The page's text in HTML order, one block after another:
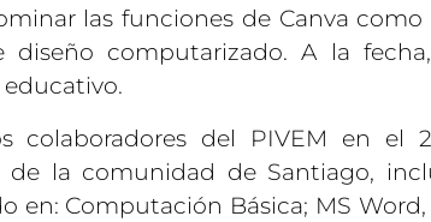
las funciones de Canva
diseño computarizado. A la
colaboradores del PIVEM en el
de la comunidad de Santiago,
Computación Básica; MS Word,